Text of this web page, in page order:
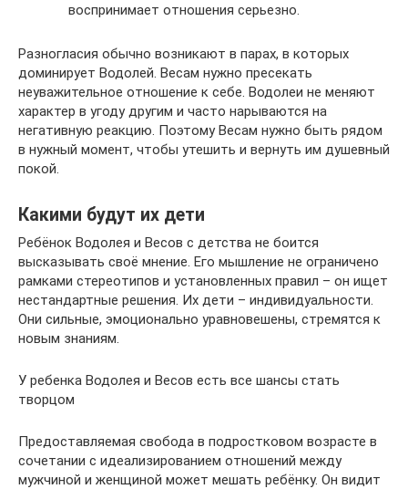
воспринимает отношения серьезно.
Разногласия обычно возникают в парах, в которых
доминирует Водолей. Весам нужно пресекать
неуважительное отношение к себе. Водолеи не меняют
характер в угоду другим и часто нарываются на
негативную реакцию. Поэтому Весам нужно быть рядом
в нужный момент, чтобы утешить и вернуть им душевный
покой.
Какими будут их дети
Ребёнок Водолея и Весов с детства не боится
высказывать своё мнение. Его мышление не ограничено
рамками стереотипов и установленных правил – он ищет
нестандартные решения. Их дети – индивидуальности.
Они сильные, эмоционально уравновешены, стремятся к
новым знаниям.
У ребенка Водолея и Весов есть все шансы стать
творцом
Предоставляемая свобода в подростковом возрасте в
сочетании с идеализированием отношений между
мужчиной и женщиной может мешать ребёнку. Он видит